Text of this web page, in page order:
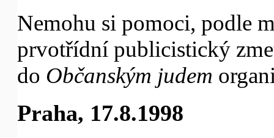
Nemohu si pomoci, podle
prvotřídní publicistický
do Občanským judem
Praha, 17.8.1998